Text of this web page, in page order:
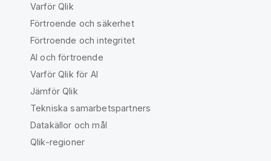
Varför Qlik
Förtroende och säkerhet
Förtroende och integritet
AI och förtroende
Varför Qlik för AI
Jämför Qlik
Tekniska samarbetspartners
Datakällor och mål
Qlik-regioner